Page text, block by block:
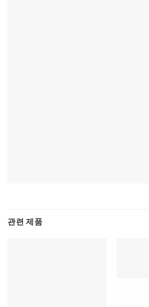
관련 제품